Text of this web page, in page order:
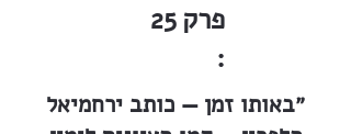
25 פרק
:
״באותו זמן — כותב ירחמיאל